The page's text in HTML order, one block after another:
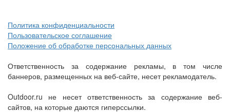
Политика конфиденциальности
Пользовательское соглашение
Положение об обработке персональных данных
Ответственность за содержание рекламы, в том числе
баннеров, размещенных на веб-сайте, несет рекламодатель.
Outdoor.ru не несет ответственность за содержание веб-
сайтов, на которые даются гиперссылки.